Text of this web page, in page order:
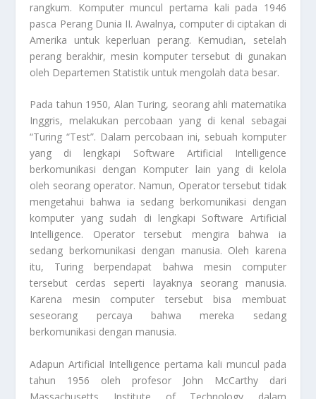
rangkum. Komputer muncul pertama kali pada 1946
pasca Perang Dunia II. Awalnya, computer di ciptakan di
Amerika untuk keperluan perang. Kemudian, setelah
perang berakhir, mesin komputer tersebut di gunakan
oleh Departemen Statistik untuk mengolah data besar.
Pada tahun 1950, Alan Turing, seorang ahli matematika
Inggris, melakukan percobaan yang di kenal sebagai
“Turing “Test”. Dalam percobaan ini, sebuah komputer
yang di lengkapi Software Artificial Intelligence
berkomunikasi dengan Komputer lain yang di kelola
oleh seorang operator. Namun, Operator tersebut tidak
mengetahui bahwa ia sedang berkomunikasi dengan
komputer yang sudah di lengkapi Software Artificial
Intelligence. Operator tersebut mengira bahwa ia
sedang berkomunikasi dengan manusia. Oleh karena
itu, Turing berpendapat bahwa mesin computer
tersebut cerdas seperti layaknya seorang manusia.
Karena mesin computer tersebut bisa membuat
seseorang percaya bahwa mereka sedang
berkomunikasi dengan manusia.
AdapunArtificial Intelligence pertama kali muncul pada
tahun 1956 oleh profesor John McCarthy dari